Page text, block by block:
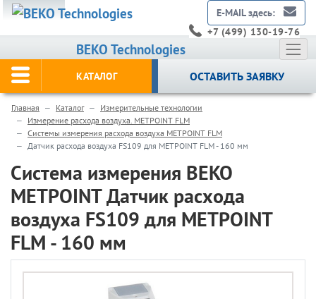
BEKO Technologies
E-MAIL здесь:
+7 (499) 130-19-76
КАТАЛОГ ОСТАВИТЬ ЗАЯВКУ
Главная Каталог
Измерительные технологии
Измерение расхода воздуха. METPOINT FLM
Системы измерения расхода воздуха METPOINT FLM
Датчик расхода воздуха FS109 для METPOINT FLM - 160 мм
Система измерения BEKO
METPOINT Датчик расхода
воздуха FS109 для METPOINT
FLM - 160 мм